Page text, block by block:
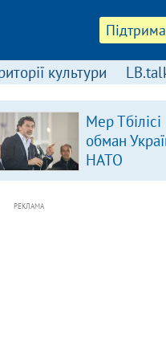
культури
Мер
обман
НАТО
РЕКЛАМА